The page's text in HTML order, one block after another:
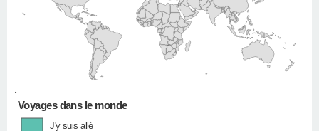
•
Voyages dans le monde
J'y suis allé